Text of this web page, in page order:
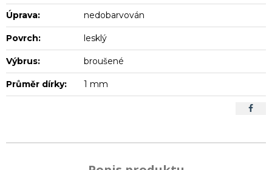
Úprava: nedobarvován
Povrch: lesklý
Výbrus: broušené
Průměr dírky: 1 mm